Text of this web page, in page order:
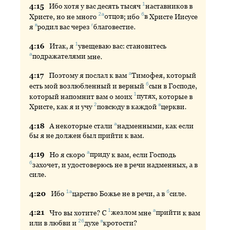
4:15 Ибо хотя у вас десять тысяч1наставниковв
Христе, но не много2аотцов; ибобвХристе Иисусе
явродилвас черезгблаговестие.
4:16 Итак, я1увещеваювас: становитесь
аподражателями мне.
4:17 Поэтомуя послал к вамаТимофея, который
есть мой возлюбленный и верныйбсын в Господе,
который напомнит вам о моих1путях, которые в
Христе, как я и учу2повсюдув каждойвцеркви.
4:18 Анекоторые сталианадменными, как если
бы я не должен был прийти к вам.
4:19 Но я скороапридук вам, если Господь
бзахочет, и удостоверюсь не в речи надменных, а в
силе.
4:20 Ибо 1ацарство Божье не в речи, а вбсиле.
4:21 Что вы хотите? С1жезломмнеаприйти к вам
или в любви и2бдухе вкротости?